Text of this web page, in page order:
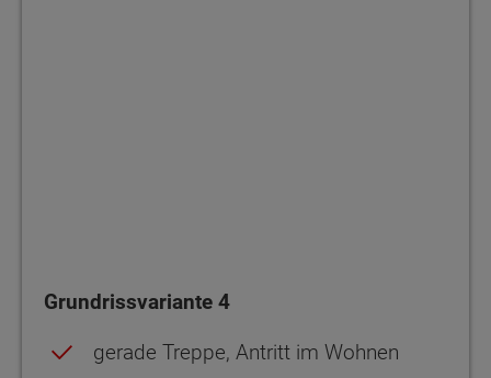
Grundrissvariante 4
gerade Treppe, Antritt im Wohnen